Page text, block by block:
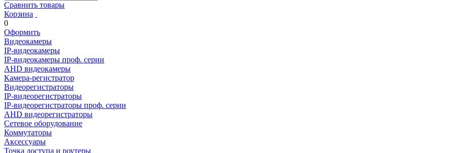
Сравнить товары
Корзина
0
Оформить
Видеокамеры
IP-видеокамеры
IP-видеокамеры проф. серии
AHD видеокамеры
Камера-регистратор
Видеорегистраторы
IP-видеорегистраторы
IP-видеорегистраторы проф. серии
AHD видеорегистраторы
Сетевое оборудование
Коммутаторы
Аксессуары
Точка доступа и роутеры